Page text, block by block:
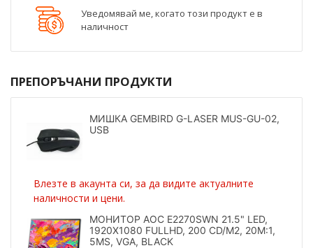
Уведомявай ме, когато този продукт е в
наличност
ПРЕПОРЪЧАНИ ПРОДУКТИ
МИШКА GEMBIRD G-LASER MUS-GU-02,
USB
Влезте в акаунта си, за да видите актуалните
наличности и цени.
МОНИТОР AOC E2270SWN 21.5" LED,
1920X1080 FULLHD, 200 CD/M2, 20M:1,
5MS, VGA, BLACK